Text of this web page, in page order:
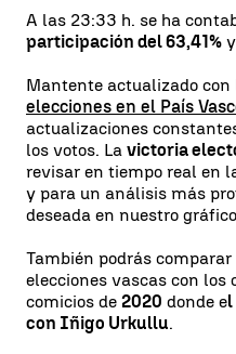
A las 23:33 h. se ha
participación del 63,41%
Mantente actualizado
elecciones en el País
actualizaciones
los votos. La victoria
revisar en tiempo real en
y para un análisis más
deseada en nuestro
También podrás
elecciones vascas con los
comicios de 2020 donde el
con Iñigo Urkullu.